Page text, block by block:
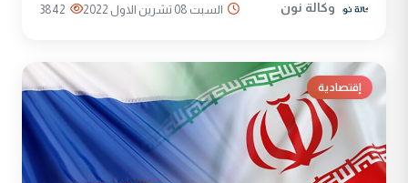
وكالة نون السبت 08 تشرين الاول 2022 3842
إقتصادية